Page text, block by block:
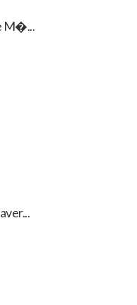
M�...